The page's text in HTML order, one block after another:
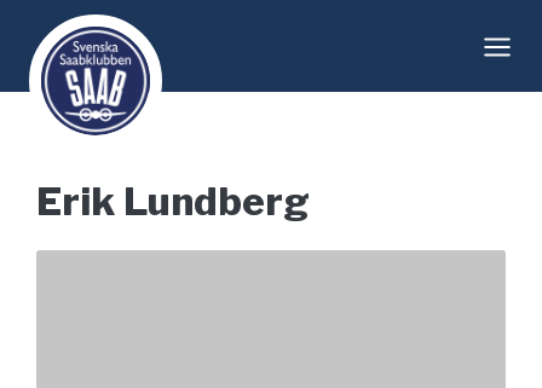
content
Erik Lundberg